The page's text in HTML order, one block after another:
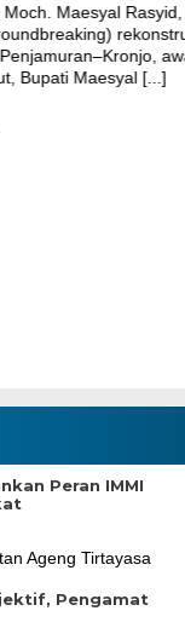
Maesyal Rasyid,
rekonstruksi
awal
Maesyal [...]
Peran IMMI
Pengamat